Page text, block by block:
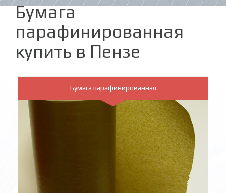
Бумага
парафинированная
купить в Пензе
Бумага парафинированная